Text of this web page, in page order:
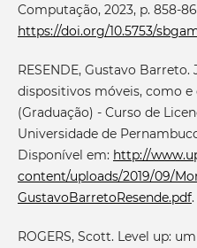
Computação, 2023, p. 858-
https://doi.org/10.5753/
RESENDE, Gustavo
dispositivos móveis, como e
(Graduação) - Curso de
Universidade de
Disponível em: http://
content/uploads/2019/09/
GustavoBarretoResende.pdf
ROGERS, Scott. Level up: